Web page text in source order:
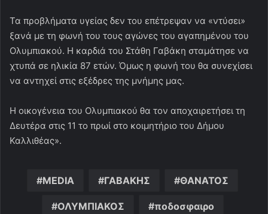
Τα προβλήματα υγείας δεν του επέτρεψαν να «ντύσει»
ξανά με τη φωνή του τους αγώνες του αγαπημένου του
Ολυμπιακού. Η καρδιά του Στάθη Γαβάκη σταμάτησε να
χτυπά σε ηλικία 87 ετών. Όμως η φωνή του θα συνεχίσει
να αντηχεί στις εξέδρες της μνήμης μας.
Η οικογένεια του Ολυμπιακού θα τον αποχαιρετήσει τη
Δευτέρα στις 11 το πρωί στο κοιμητήριο του Δήμου
Καλλιθέας».
MEDIA ΓΑΒΑΚΗΣ ΘΑΝΑΤΟΣ
ΟΛΥΜΠΙΑΚΟΣ ποδοσφαιρο